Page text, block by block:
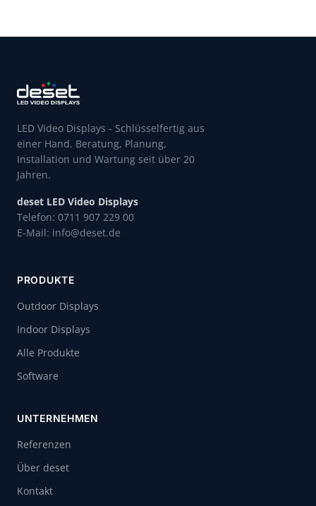
LED Video Displays - Schlüsselfertig aus
einer Hand. Beratung, Planung,
Installation und Wartung seit über 20
Jahren.
deset LED Video Displays
Telefon: 0711 907 229 00
E-Mail: info@deset.de
PRODUKTE
Outdoor Displays
Indoor Displays
Alle Produkte
Software
UNTERNEHMEN
Referenzen
Über deset
Kontakt